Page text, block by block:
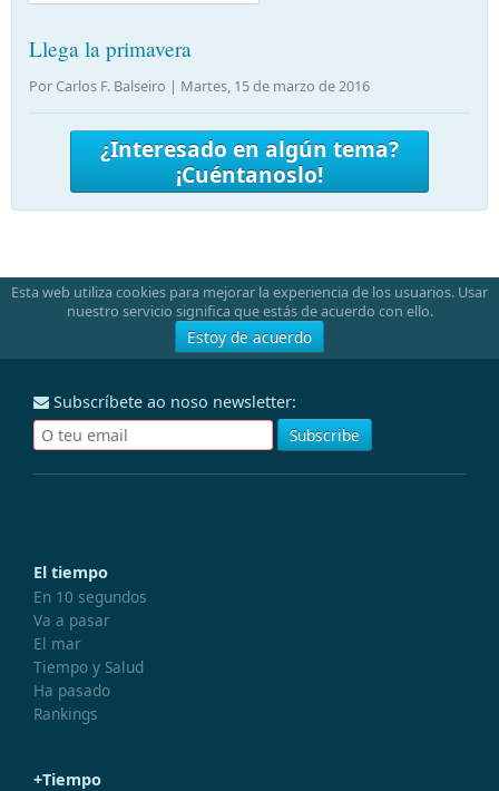
Llega la primavera
Por Carlos F. Balseiro | Martes, 15 de marzo de 2016
¿Interesado en algún tema?
¡Cuéntanoslo!
Esta web utiliza cookies para mejorar la experiencia de los usuarios. Usar
nuestro servicio significa que estás de acuerdo con ello.
Estoy de acuerdo
Subscríbete ao noso newsletter:
El tiempo
En 10 segundos
Va a pasar
El mar
Tiempo y Salud
Ha pasado
Rankings
+Tiempo